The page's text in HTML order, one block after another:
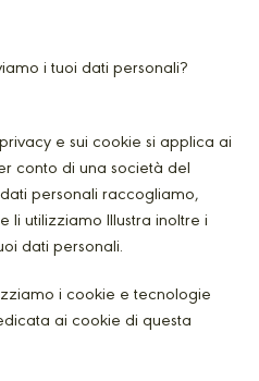
i tuoi dati personali?
e sui cookie si applica ai
conto di una società del
personali raccogliamo,
li utilizziamo Illustra inoltre i
dati personali.
i cookie e tecnologie
ai cookie di questa